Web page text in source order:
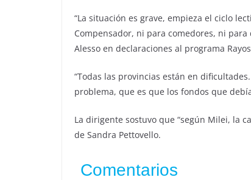
“La situación es grave, empieza el ciclo
Compensador, ni para comedores, ni
Alesso en declaraciones al programa
“Todas las provincias están en
problema, que es que los fondos que
La dirigente sostuvo que “según Milei, la
de Sandra Pettovello.
Comentarios